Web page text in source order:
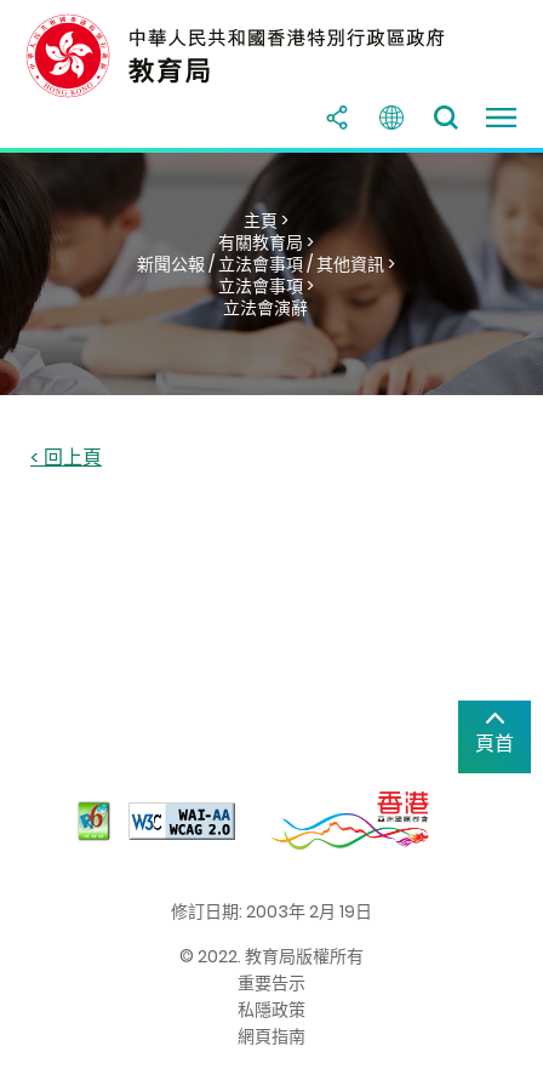
主頁 >
有關教育局 >
新聞公報 / 立法會事項 / 其他資訊 >
立法會事項 >
立法會演辭
< 回上頁
頁首
修訂日期: 2003年 2月 19日
© 2022. 教育局版權所有
重要告示
私隱政策
網頁指南